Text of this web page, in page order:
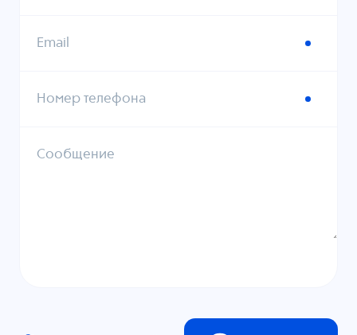
Email
Номер телефона
Сообщение